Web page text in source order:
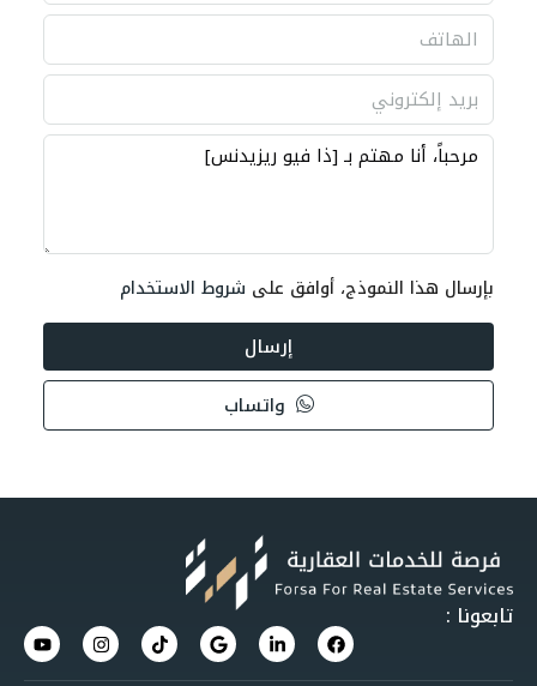
بإرسال هذا النموذج، أوافق علىشروط الاستخدام
إرسال
واتساب
تابعونا :